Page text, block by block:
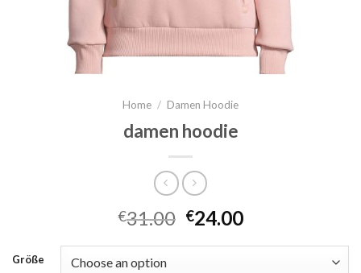
Home / Damen Hoodie
damen hoodie
€31.00 €24.00
Größe